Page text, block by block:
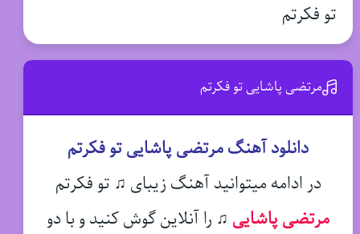
تو فکرتم
مرتضی پاشایی تو فکرتم
دانلود آهنگ مرتضی پاشایی تو فکرتم
در ادامه میتوانید آهنگ زیبای ♫ تو فکرتم
مرتضی پاشایی ♫ را آنلاین گوش کنید و با دو